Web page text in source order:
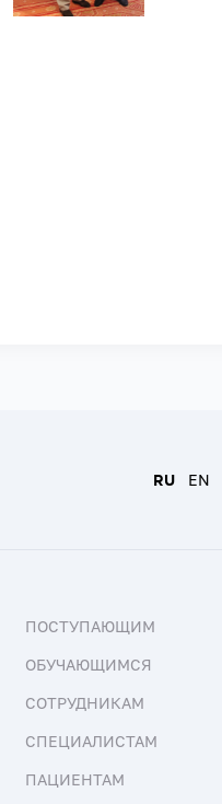
RU EN
ПОСТУПАЮЩИМ
ОБУЧАЮЩИМСЯ
СОТРУДНИКАМ
СПЕЦИАЛИСТАМ
ПАЦИЕНТАМ